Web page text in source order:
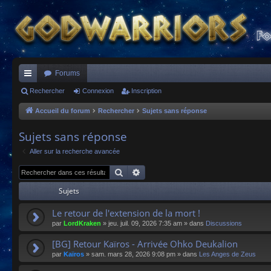
ac
co
s
Forums
Rechercher Connexion Inscription
Accueil du forum Rechercher Sujets sans réponse
Sujets sans réponse
Aller sur la recherche avancée
Rechercher
Sujets
Le retour de l'extension de la mort !
par LordKraken » jeu. juil. 09, 2026 7:35 am » dans Discussions
[BG] Retour Kaïros - Arrivée Ohko Deukalion
par Kaïros » sam. mars 28, 2026 9:08 pm » dans Les Anges de Zeus